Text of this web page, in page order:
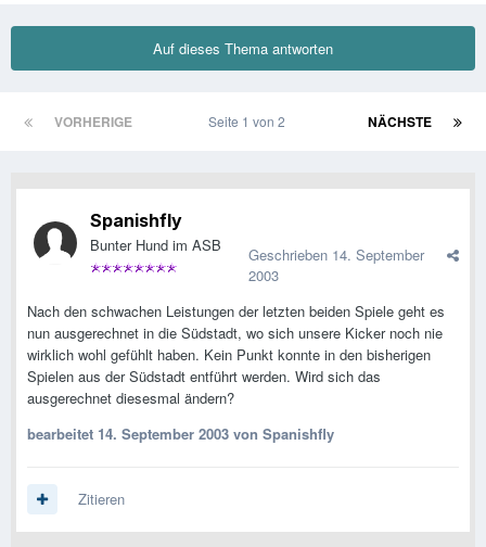
Auf dieses Thema antworten
VORHERIGE NÄCHSTE
Seite 1 von 2
Spanishfly
Bunter Hund im ASB Geschrieben 14. September
2003
Nach den schwachen Leistungen der letzten beiden Spiele geht es
nun ausgerechnet in die Südstadt, wo sich unsere Kicker noch nie
wirklich wohl gefühlt haben. Kein Punkt konnte in den bisherigen
Spielen aus der Südstadt entführt werden. Wird sich das
ausgerechnet diesesmal ändern?
bearbeitet 14. September 2003 von Spanishfly
Zitieren